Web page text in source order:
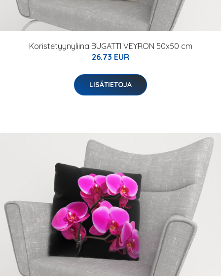
Koristetyynyliina BUGATTI VEYRON 50x50 cm
26.73 EUR
LISÄTIETOJA